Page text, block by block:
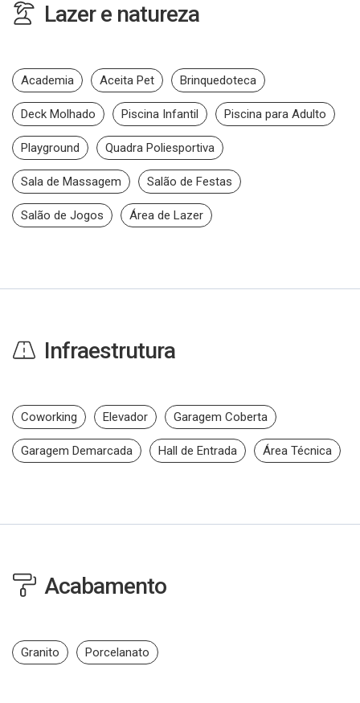
Lazer e natureza
Academia Aceita Pet Brinquedoteca
Deck Molhado Piscina Infantil Piscina para Adulto
Playground Quadra Poliesportiva
Sala de Massagem Salão de Festas
Salão de Jogos Área de Lazer
Infraestrutura
Coworking Elevador Garagem Coberta
Garagem Demarcada Hall de Entrada Área Técnica
Acabamento
Granito Porcelanato